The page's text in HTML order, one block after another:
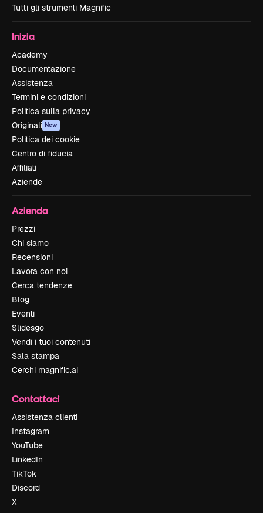
Tutti gli strumenti Magnific
Inizia
Academy
Documentazione
Assistenza
Termini e condizioni
Politica sulla privacy
Originali New
Politica dei cookie
Centro di fiducia
Affiliati
Aziende
Azienda
Prezzi
Chi siamo
Recensioni
Lavora con noi
Cerca tendenze
Blog
Eventi
Slidesgo
Vendi i tuoi contenuti
Sala stampa
Cerchi magnific.ai
Contattaci
Assistenza clienti
Instagram
YouTube
LinkedIn
TikTok
Discord
X